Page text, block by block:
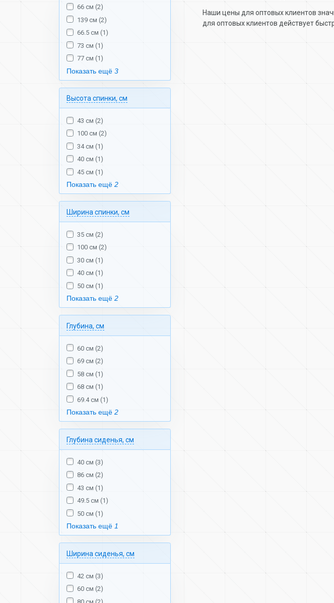
66 см (2)
139 см (2)
66.5 см (1)
73 см (1)
77 см (1)
Показать ещё 3
Высота спинки, см
43 см (2)
100 см (2)
34 см (1)
40 см (1)
45 см (1)
Показать ещё 2
Ширина спинки, см
35 см (2)
100 см (2)
30 см (1)
40 см (1)
50 см (1)
Показать ещё 2
Глубина, см
60 см (2)
69 см (2)
58 см (1)
68 см (1)
69.4 см (1)
Показать ещё 2
Глубина сиденья, см
40 см (3)
86 см (2)
43 см (1)
49.5 см (1)
50 см (1)
Показать ещё 1
Ширина сиденья, см
42 см (3)
60 см (2)
Наши цены для оптовых клиентов
для оптовых клиентов действует